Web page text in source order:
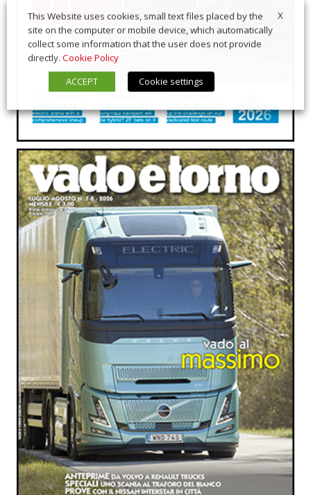
X
This Website uses cookies, small text files placed by the
site on the computer or mobile device, which automatically
collect some information that the user does not provide
directly. Cookie Policy
ACCEPT
Cookie settings